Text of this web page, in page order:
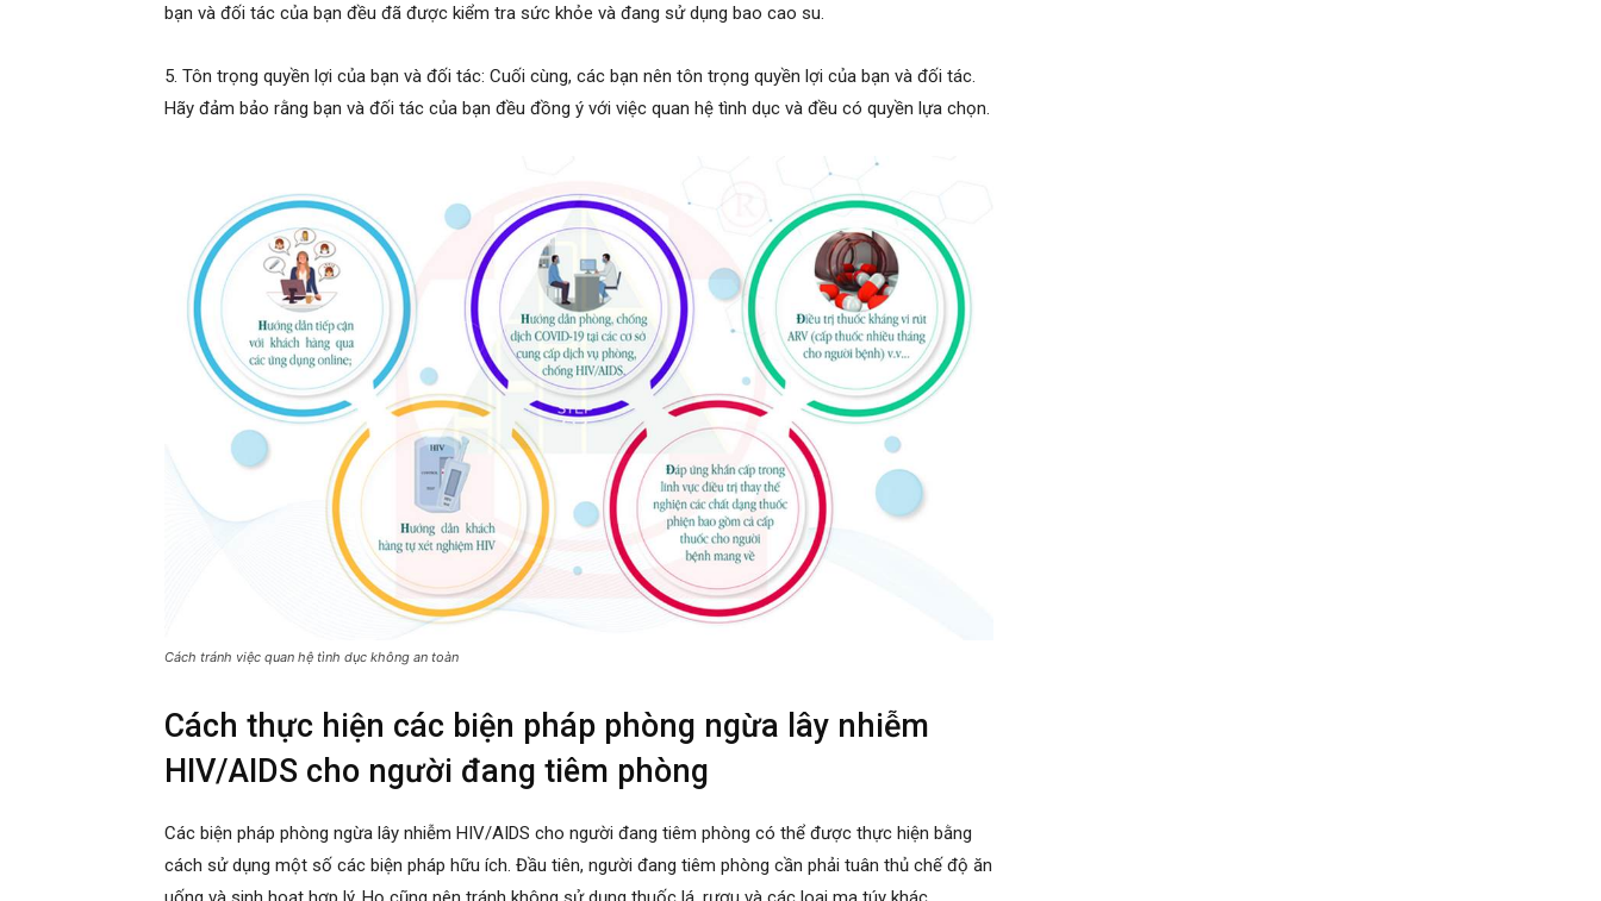
bạn và đối tác của bạn đều đã được kiểm tra sức khỏe và đang sử dụng bao cao su.
5. Tôn trọng quyền lợi của bạn và đối tác: Cuối cùng, các bạn nên tôn trọng quyền lợi của bạn và đối tác.
Hãy đảm bảo rằng bạn và đối tác của bạn đều đồng ý với việc quan hệ tình dục và đều có quyền lựa chọn.
Cách tránh việc quan hệ tình dục không an toàn
Cách thực hiện các biện pháp phòng ngừa lây nhiễm
HIV/AIDS cho người đang tiêm phòng
Các biện pháp phòng ngừa lây nhiễm HIV/AIDS cho người đang tiêm phòng có thể được thực hiện bằng
cách sử dụng một số các biện pháp hữu ích. Đầu tiên, người đang tiêm phòng cần phải tuân thủ chế độ ăn